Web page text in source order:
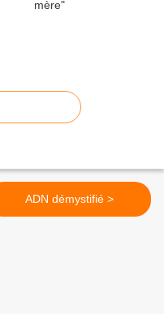
ADN démystifié >